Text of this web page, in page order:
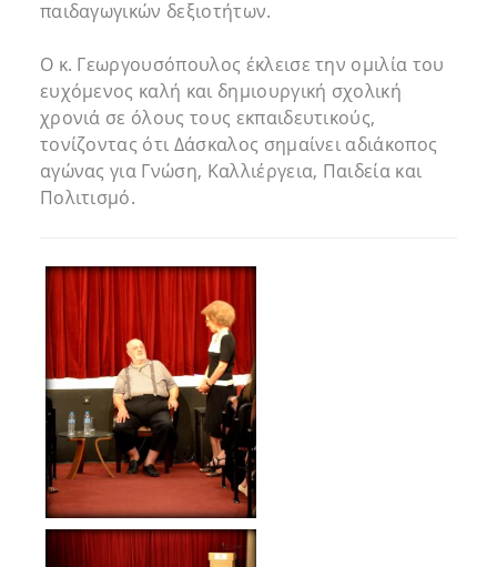
παιδαγωγικών δεξιοτήτων.
Ο κ. Γεωργουσόπουλος έκλεισε την ομιλία του
ευχόμενος καλή και δημιουργική σχολική
χρονιά σε όλους τους εκπαιδευτικούς,
τονίζοντας ότι Δάσκαλος σημαίνει αδιάκοπος
αγώνας για Γνώση, Καλλιέργεια, Παιδεία και
Πολιτισμό.